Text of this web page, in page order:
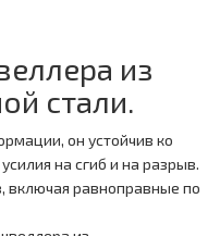
из
стали.
он устойчив ко
на сгиб и на разрыв.
включая равноправные по